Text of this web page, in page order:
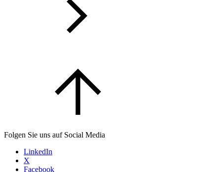
Folgen Sie uns auf Social Media
LinkedIn
X
Facebook